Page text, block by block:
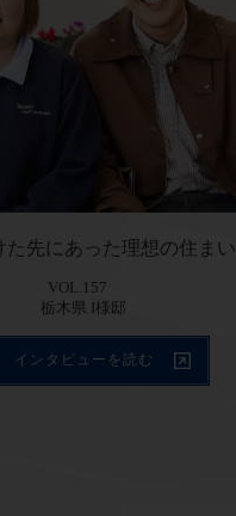
た先にあった理想の住まい
VOL.157
インタビューを読む